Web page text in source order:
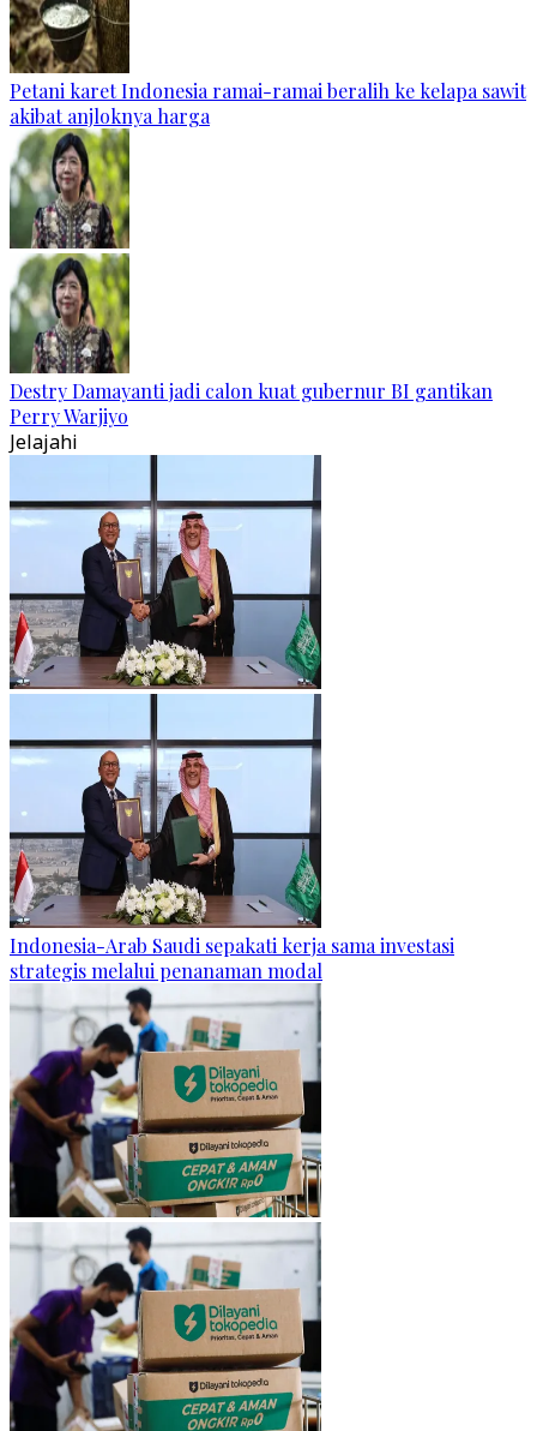
Petani karet Indonesia ramai-ramai beralih ke kelapa sawit
akibat anjloknya harga
Destry Damayanti jadi calon kuat gubernur BI gantikan
Perry Warjiyo
Jelajahi
Indonesia-Arab Saudi sepakati kerja sama investasi
strategis melalui penanaman modal